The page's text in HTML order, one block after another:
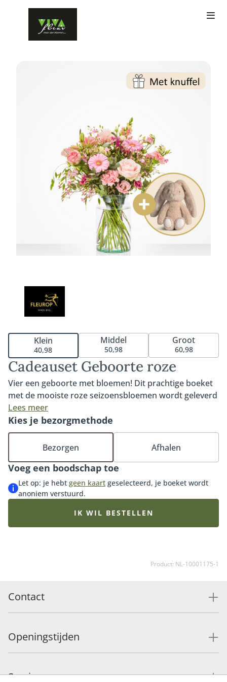
Cadeauset Geboorte roze
Vier een geboorte met bloemen! Dit prachtige boeket
met de mooiste roze seizoensbloemen wordt geleverd
in combinatie met een ultrazacht knuffelkonijn van
Little Dutch. Voor urenlang knuffelplezier. Het perfecte
cadeau om te geven aan de nieuwe (groot)ouders. Het
boeket wordt met zorg samengesteld door de
bloemist met de mooiste roze seizoensbloemen die op
dat moment goed verkrijgbaar zijn. Daardoor kan het
boeket iets afwijken van de getoonde afbeelding.
Lees meer
Klein
40,98
Middel
50,98
Groot
60,98
Voeg een boodschap toe
Let op: je hebt geen kaart geselecteerd, je boeket wordt
anoniem verstuurd.
Kies je bezorgmethode
Bezorgen Afhalen
IK WIL BESTELLEN
Product: NL-10001175-1
Contact
Openingstijden
Service